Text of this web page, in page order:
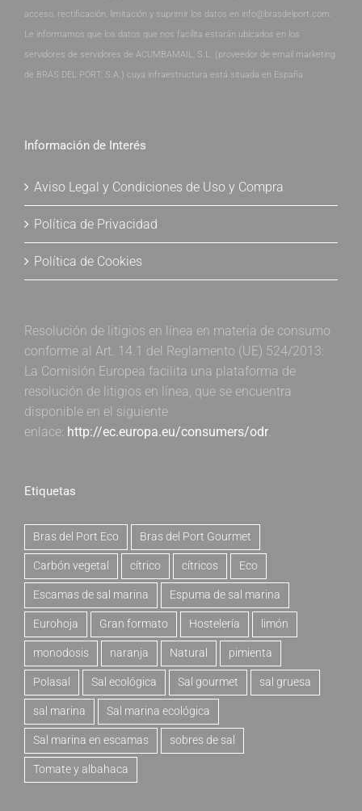
acceso, rectificación, limitación y suprimir los datos en info@brasdelport.com.
Le informamos que los datos que nos facilita estarán ubicados en los
servidores de servidores de ACUMBAMAIL, S.L. (proveedor de email marketing
de BRAS DEL PORT, S.A.) cuya infraestructura está situada en España.
Información de Interés
Aviso Legal y Condiciones de Uso y Compra
Política de Privacidad
Política de Cookies
Resolución de litigios en línea en materia de consumo
conforme al Art. 14.1 del Reglamento (UE) 524/2013:
La Comisión Europea facilita una plataforma de
resolución de litigios en línea, que se encuentra
disponible en el siguiente
enlace: http://ec.europa.eu/consumers/odr
Etiquetas
Bras del Port Eco Bras del Port Gourmet
Carbón vegetal cítrico cítricos Eco
Escamas de sal marina Espuma de sal marina
Eurohoja Gran formato Hostelería limón
monodosis naranja Natural pimienta
Polasal Sal ecológica Sal gourmet sal gruesa
sal marina Sal marina ecológica
Sal marina en escamas sobres de sal
Tomate y albahaca